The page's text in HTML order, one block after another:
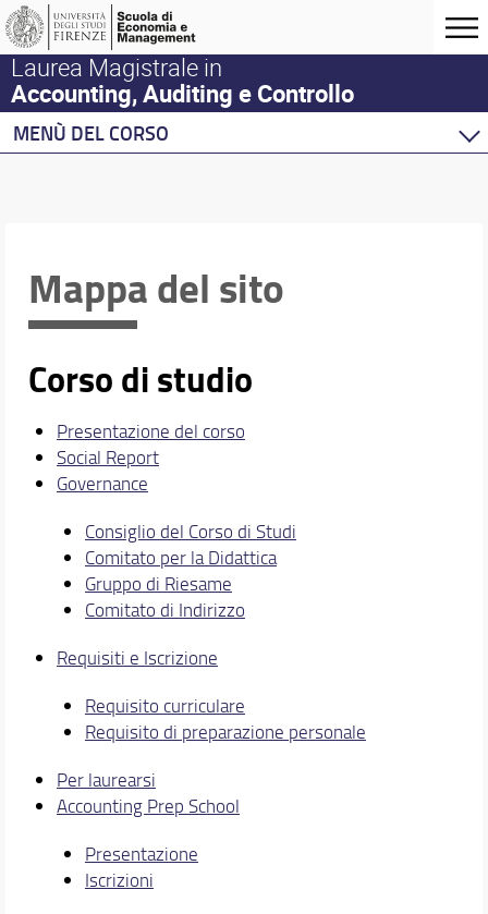
Laurea Magistrale in
Accounting, Auditing e Controllo
MENÙ DEL CORSO
Erasmus e Double Degree
Mondo del lavoro
Area riservata
Mappa del sito
Corso di studio
Presentazione del corso
Social Report
Governance
Consiglio del Corso di Studi
Comitato per la Didattica
Gruppo di Riesame
Comitato di Indirizzo
Requisiti e Iscrizione
Requisito curriculare
Requisito di preparazione personale
Per laurearsi
Accounting Prep School
Presentazione
Iscrizioni